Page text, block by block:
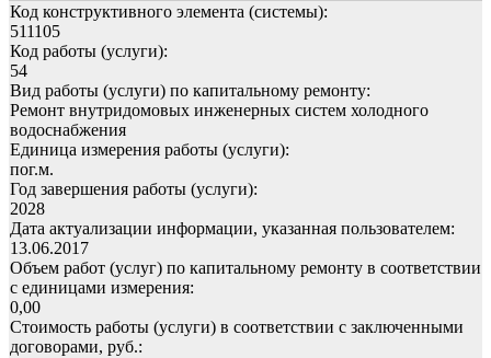
Код конструктивного элемента (системы):
511105
Код работы (услуги):
54
Вид работы (услуги) по капитальному ремонту:
Ремонт внутридомовых инженерных систем холодного
водоснабжения
Единица измерения работы (услуги):
пог.м.
Год завершения работы (услуги):
2028
Дата актуализации информации, указанная пользователем:
13.06.2017
Объем работ (услуг) по капитальному ремонту в соответствии
с единицами измерения:
0,00
Стоимость работы (услуги) в соответствии с заключенными
договорами, руб.: